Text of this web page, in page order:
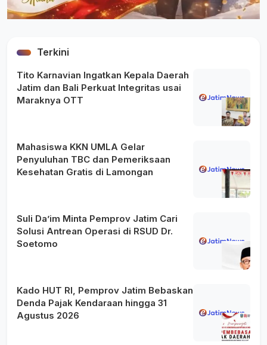
Terkini
Tito Karnavian Ingatkan Kepala Daerah
Jatim dan Bali Perkuat Integritas usai
Maraknya OTT
Mahasiswa KKN UMLA Gelar
Penyuluhan TBC dan Pemeriksaan
Kesehatan Gratis di Lamongan
Suli Da’im Minta Pemprov Jatim Cari
Solusi Antrean Operasi di RSUD Dr.
Soetomo
Kado HUT RI, Pemprov Jatim Bebaskan
Denda Pajak Kendaraan hingga 31
Agustus 2026